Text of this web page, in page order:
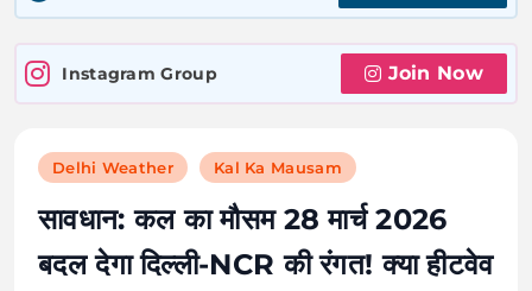
Instagram Group Join Now
Delhi Weather Kal Ka Mausam
सावधान: कल का मौसम 28 मार्च 2026
बदल देगा दिल्ली-NCR की रंगत! क्या हीटवेव